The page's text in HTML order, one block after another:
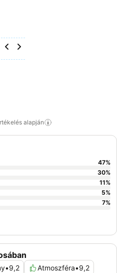
alapján
•9,2 Atmoszféra•9,2
47%
30%
11%
5%
7%